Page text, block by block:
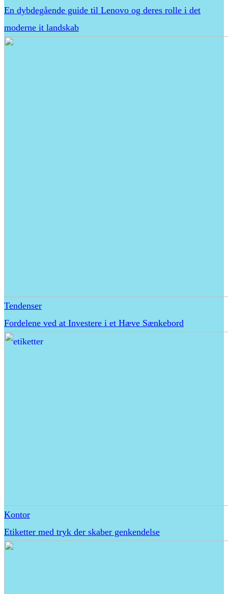
En dybdegående guide til Lenovo og deres rolle i det
moderne it landskab
Tendenser
Fordelene ved at Investere i et Hæve Sænkebord
Kontor
Etiketter med tryk der skaber genkendelse